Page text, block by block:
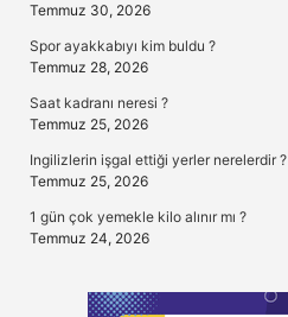
Temmuz 30, 2026
Spor ayakkabıyı kim buldu ?
Temmuz 28, 2026
Saat kadranı neresi ?
Temmuz 25, 2026
Ingilizlerin işgal ettiği yerler nerelerdir ?
Temmuz 25, 2026
1 gün çok yemekle kilo alınır mı ?
Temmuz 24, 2026